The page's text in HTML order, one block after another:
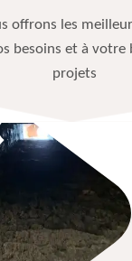
offrons les
besoins et à votre
projets